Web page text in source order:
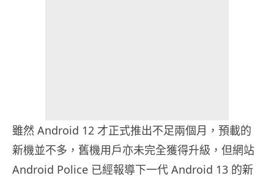
雖然 Android 12 才正式推出不足兩個月，預載的
新機並不多，舊機用戶亦未完全獲得升級，但網站
Android Police 已經報導下一代 Android 13 的新